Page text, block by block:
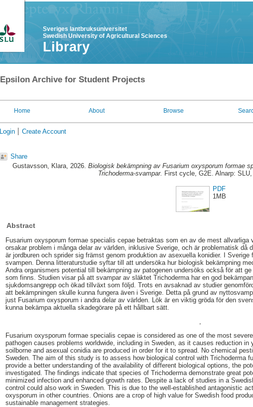
Sveriges lantbruksuniversitet
Swedish University of Agricultural Sciences
Library
Epsilon Archive for Student Projects
Home About Browse
Login Create Account
Share
Gustavsson, Klara, 2026. Biologisk bekämpning av Fusarium oxysporum formae
Trichoderma-svampar. First cycle, G2E. Alnarp:
PDF
1MB
Abstract
Fusarium oxysporum formae specialis cepae betraktas som en av de mest
orsakar problem i många delar av världen, inklusive Sverige, och är problematisk då
är jordburen och sprider sig främst genom produktion av asexuella konidier. I
svampen. Denna litteraturstudie syftar till att undersöka hur biologisk bekämpning
Andra organismers potential till bekämpning av patogenen undersöks också för att
som finns. Studien visar på att svampar av släktet Trichoderma har en god
sjukdomsangrepp och ökad tillväxt som följd. Trots en avsaknad av studier
att bekämpningen skulle kunna fungera även i Sverige. Detta på grund av
just Fusarium oxysporum i andra delar av världen. Lök är en viktig gröda för den
kunna bekämpa aktuella skadegörare på ett hållbart sätt.
Fusarium oxysporum formae specialis cepae is considered as one of the most
pathogen causes problems worldwide, including in Sweden, as it causes reduction
soilborne and asexual conidia are produced in order for it to spread. No chemical
Sweden. The aim of this study is to assess how biological control with Trichoderma
provide a better understanding of the availability of different biological options, the
investigated. The findings indicate that species of Trichoderma demonstrate great
minimized infection and enhanced growth rates. Despite a lack of studies in a
control could also work in Sweden. This is due to the well-established antagonistic
oxysporum in other countries. Onions are a crop of high value for Swedish food
sustainable management strategies.